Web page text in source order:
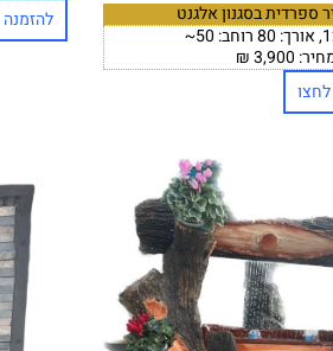
ספרדית בסגנון אלגנט
3,900 ₪